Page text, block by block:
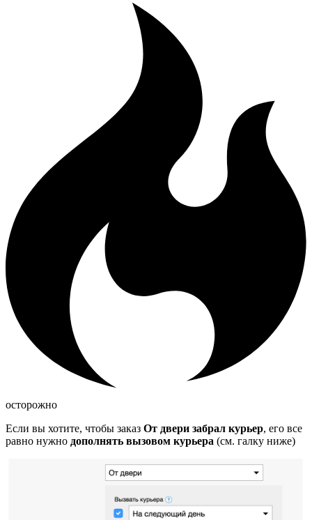
осторожно
Если вы хотите, чтобы заказ От двери забрал курьер, его все
равно нужно дополнять вызовом курьера (см. галку ниже)